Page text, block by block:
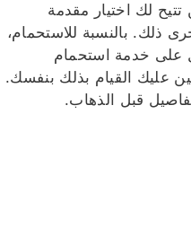
لك اختيار مقدمة
ذلك. بالنسبة للاستحمام،
على خدمة استحمام
عليك القيام بذلك بنفسك.
قبل الذهاب.